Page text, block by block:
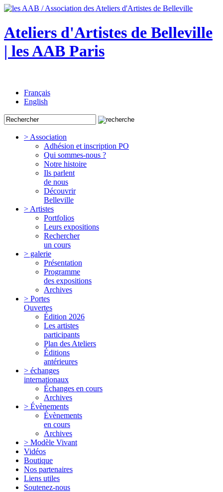
Ateliers d'Artistes de Belleville
| les AAB Paris
Français
English
> Association
Adhésion et inscription PO
Qui sommes-nous ?
Notre histoire
Ils parlent
de nous
Découvrir
Belleville
> Artistes
Portfolios
Leurs expositions
Rechercher
un cours
> galerie
Présentation
Programme
des expositions
Archives
> Portes
Ouvertes
Édition 2026
Les artistes
participants
Plan des Ateliers
Éditions
antérieures
> échanges
internationaux
Échanges en cours
Archives
> Évènements
Évènements
en cours
Archives
> Modèle Vivant
Vidéos
Boutique
Nos partenaires
Liens utiles
Soutenez-nous